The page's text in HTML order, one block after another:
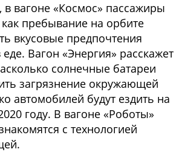
в вагоне «Космос» пассажиры
как пребывание на орбите
вкусовые предпочтения
Вагон «Энергия» расскажет
солнечные батареи
загрязнение окружающей
автомобилей будут ездить на
году. В вагоне «Роботы»
с технологией